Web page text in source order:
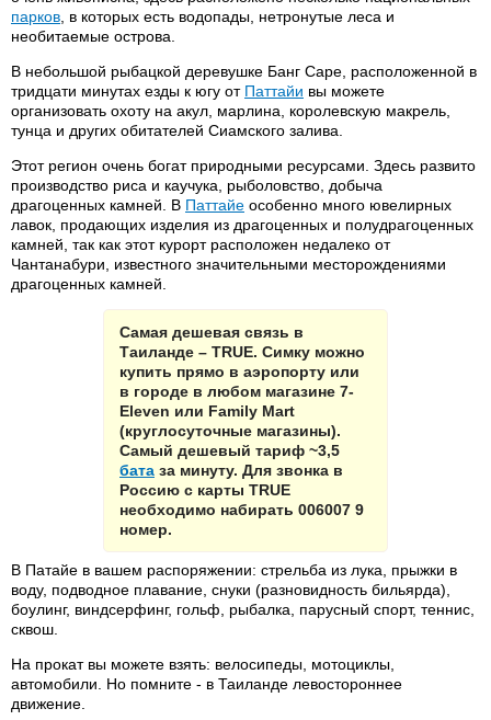
парков , в которых есть водопады, нетронутые леса и
необитаемые острова.
В небольшой рыбацкой деревушке Банг Саре, расположенной в
тридцати минутах езды к югу от Паттайи вы можете
организовать охоту на акул, марлина, королевскую макрель,
тунца и других обитателей Сиамского залива.
Этот регион очень богат природными ресурсами. Здесь развито
производство риса и каучука, рыболовство, добыча
драгоценных камней. В Паттайе особенно много ювелирных
лавок, продающих изделия из драгоценных и полудрагоценных
камней, так как этот курорт расположен недалеко от
Чантанабури, известного значительными месторождениями
драгоценных камней.
Самая дешевая связь в
Таиланде – TRUE. Симку можно
купить прямо в аэропорту или
в городе в любом магазине 7-
Eleven или Family Mart
(круглосуточные магазины).
Самый дешевый тариф ~3,5
бата за минуту. Для звонка в
Россию с карты TRUE
необходимо набирать 006007 9
номер.
В Патайе в вашем распоряжении: стрельба из лука, прыжки в
воду, подводное плавание, снуки (разновидность бильярда),
боулинг, виндсерфинг, гольф, рыбалка, парусный спорт, теннис,
сквош.
На прокат вы можете взять: велосипеды, мотоциклы,
автомобили. Но помните - в Таиланде левостороннее
движение.